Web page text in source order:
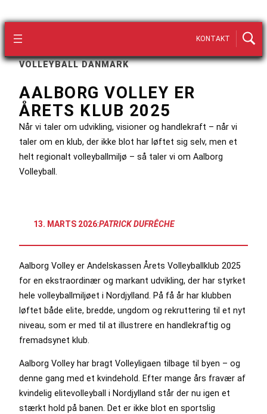
KONTAKT
VOLLEYBALL DANMARK
AALBORG VOLLEY ER
ÅRETS KLUB 2025
Når vi taler om udvikling, visioner og handlekraft – når vi
taler om en klub, der ikke blot har løftet sig selv, men et
helt regionalt volleyballmiljø – så taler vi om Aalborg
Volleyball.
13. MARTS 2026:PATRICK DUFRÊCHE
Aalborg Volley er Andelskassen Årets Volleyballklub 2025
for en ekstraordinær og markant udvikling, der har styrket
hele volleyballmiljøet i Nordjylland. På få år har klubben
løftet både elite, bredde, ungdom og rekruttering til et nyt
niveau, som er med til at illustrere en handlekraftig og
fremadsynet klub.
Aalborg Volley har bragt Volleyligaen tilbage til byen – og
denne gang med et kvindehold. Efter mange års fravær af
kvindelig elitevolleyball i Nordjylland står der nu igen et
stærkt hold på banen. Det er ikke blot en sportslig